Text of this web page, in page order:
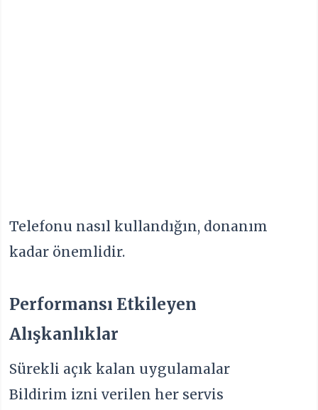
Telefonu nasıl kullandığın, donanım
kadar önemlidir.
Performansı Etkileyen
Alışkanlıklar
Sürekli açık kalan uygulamalar
Bildirim izni verilen her servis